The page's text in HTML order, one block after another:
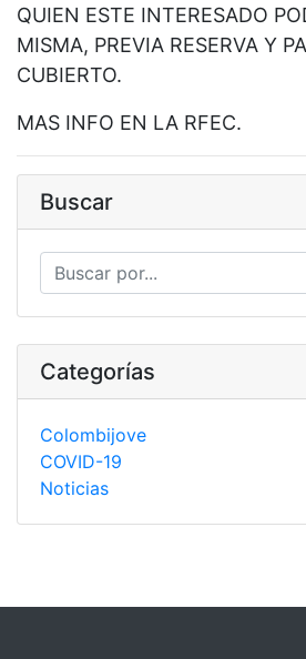
QUIEN ESTE INTERESADO
MISMA, PREVIA RESERVA Y
CUBIERTO.
MAS INFO EN LA RFEC.
Buscar
Categorías
Colombijove
COVID-19
Noticias